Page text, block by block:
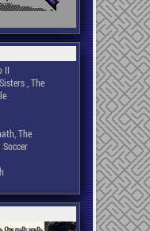
II
, The
The